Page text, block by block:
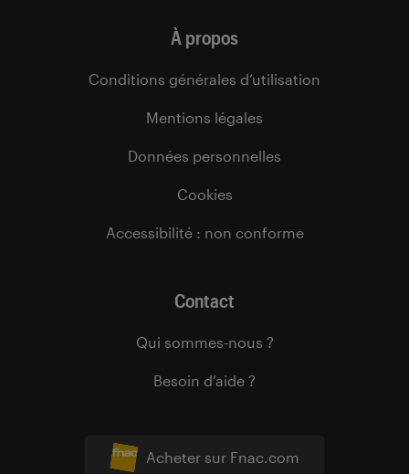
Acheter sur Fnac.com
À propos
Conditions générales d’utilisation
Mentions légales
Données personnelles
Cookies
Accessibilité : non conforme
Contact
Qui sommes-nous ?
Besoin d’aide ?